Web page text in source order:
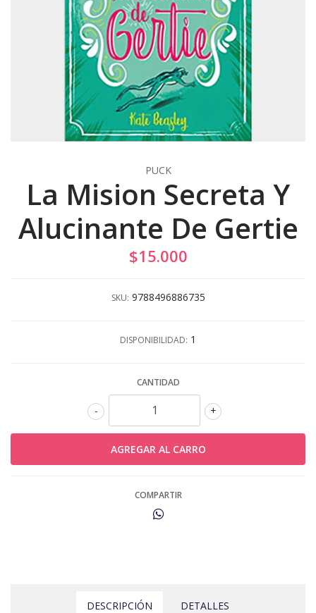
PUCK
La Mision Secreta Y
Alucinante De Gertie
$15.000
SKU: 9788496886735
DISPONIBILIDAD: 1
CANTIDAD
+
-
COMPARTIR
DESCRIPCIÓN DETALLES